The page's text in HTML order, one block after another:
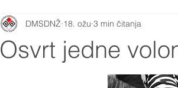
Osvrt jedne
DMSDNŽ 18. ožu 3 min čitanja